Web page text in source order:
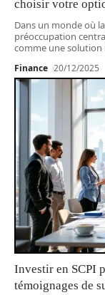
choisir votre
Dans un monde où
préoccupation
comme une
Finance 20/12/2025
Investir en SCPI
témoignages de